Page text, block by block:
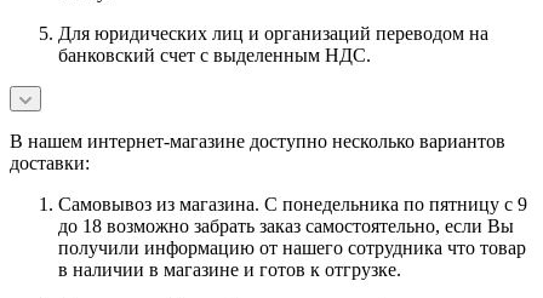
Для юридических лиц и организаций переводом на
банковский счет с выделенным НДС.
В нашем интернет-магазине доступно несколько вариантов
доставки:
Самовывоз из магазина. С понедельника по пятницу с 9
до 18 возможно забрать заказ самостоятельно, если Вы
получили информацию от нашего сотрудника что товар
в наличии в магазине и готов к отгрузке.